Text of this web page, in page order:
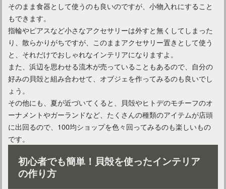
インテリア雑貨はプチプラで欲しい！便利な通販を活用しよう
インテリアは実例を参考に！リビングのコーディネートとは？
タイプ別に紹介！インテリアがオシャレなリビングのポイント
ナチュラルカントリーのインテリアでぬくもりのある部屋作り
ジャパニーズモダンとは？インテリアコーディネートのコツも
そのまま食器として使うのも良いのですが、小物入れにすること
もできます。
指輪やピアスなど小さなアクセサリーは外すと無くしてしまった
り、散らかりがちですが、このままアクセサリー置きとして使う
と、それだけでおしゃれなインテリアになりますよ。
また、浜辺を思わせる流木が売っていることもあるので、自分の
好みの貝殻と組み合わせて、オブジェを作ってみるのも良いでし
ょう。
その他にも、夏が近づいてくると、貝殻やヒトデのモチーフのオ
ーナメントやガーランドなど、たくさんの種類のアイテムが店頭
に出回るので、100均ショップを色々回ってみるのも楽しいもの
です。
初心者でも簡単！貝殻を使ったインテリア
の作り方